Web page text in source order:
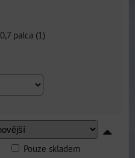
0,7 palca (1)
Pouze skladem